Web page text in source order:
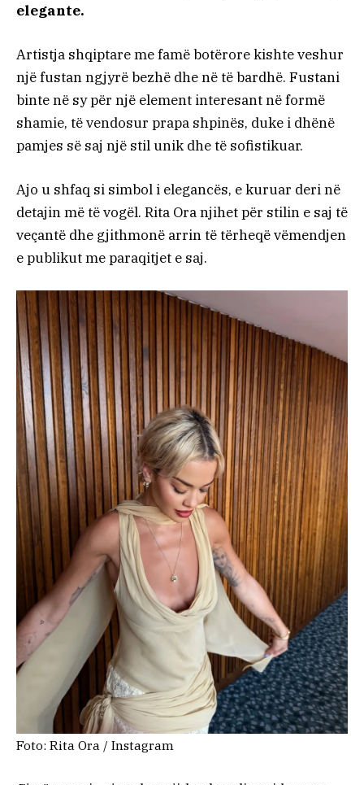
elegante.
Artistja shqiptare me famë botërore kishte veshur
një fustan ngjyrë bezhë dhe në të bardhë. Fustani
binte në sy për një element interesant në formë
shamie, të vendosur prapa shpinës, duke i dhënë
pamjes së saj një stil unik dhe të sofistikuar.
Ajo u shfaq si simbol i elegancës, e kuruar deri në
detajin më të vogël. Rita Ora njihet për stilin e saj të
veçantë dhe gjithmonë arrin të tërheqë vëmendjen
e publikut me paraqitjet e saj.
Foto: Rita Ora / Instagram